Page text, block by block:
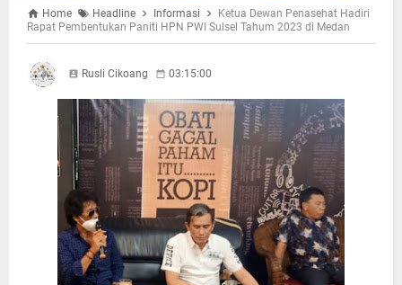
Home Headline Informasi
Ketua Dewan Penasehat Hadiri
Rapat Pembentukan Paniti HPN PWI Sulsel Tahum 2023 di Medan
Rusli Cikoang 03:15:00